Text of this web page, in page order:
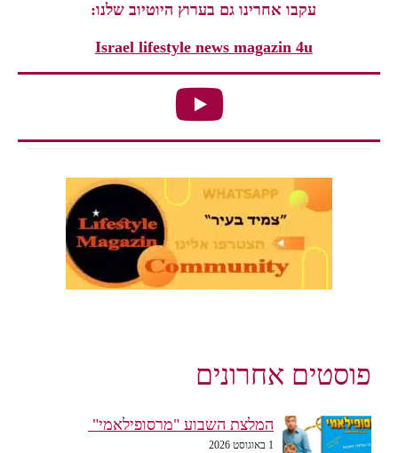
עקבו אחרינו גם בערוץ היוטיוב שלנו:
Israel lifestyle news magazin 4u
פוסטים אחרונים
המלצת השבוע "מרסופילאמי"
1 באוגוסט 2026